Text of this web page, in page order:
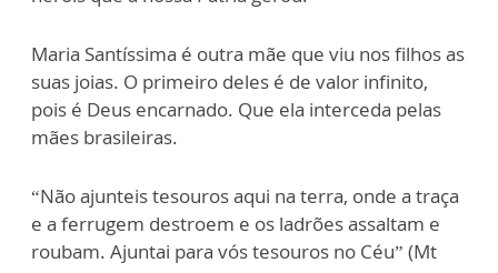
Maria Santíssima é outra mãe que viu nos filhos as
suas joias. O primeiro deles é de valor infinito,
pois é Deus encarnado. Que ela interceda pelas
mães brasileiras.
“Não ajunteis tesouros aqui na terra, onde a traça
e a ferrugem destroem e os ladrões assaltam e
roubam. Ajuntai para vós tesouros no Céu” (Mt